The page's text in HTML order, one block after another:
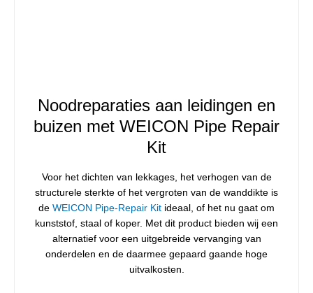
Noodreparaties aan leidingen en
buizen met WEICON Pipe Repair
Kit
Voor het dichten van lekkages, het verhogen van de
structurele sterkte of het vergroten van de wanddikte is
de WEICON Pipe-Repair Kit ideaal, of het nu gaat om
kunststof, staal of koper. Met dit product bieden wij een
alternatief voor een uitgebreide vervanging van
onderdelen en de daarmee gepaard gaande hoge
uitvalkosten.